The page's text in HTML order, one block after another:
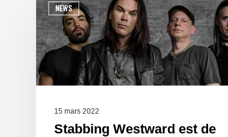
NEWS
15 mars 2022
Stabbing Westward est de